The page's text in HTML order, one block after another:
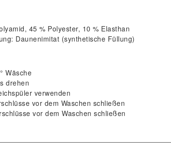
45 % Polyester, 10 % Elasthan
Daunenimitat (synthetische Füllung)
Wäsche
drehen
verwenden
vor dem Waschen schließen
vor dem Waschen schließen